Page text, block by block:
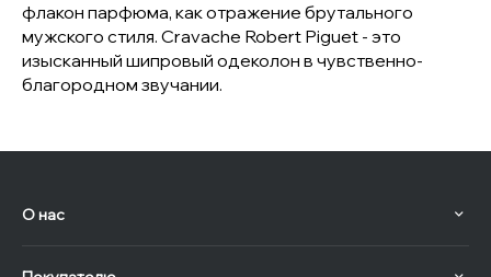
флакон парфюма, как отражение брутального
мужского стиля. Cravache Robert Piguet - это
изысканный шипровый одеколон в чувственно-
благородном звучании.
О нас